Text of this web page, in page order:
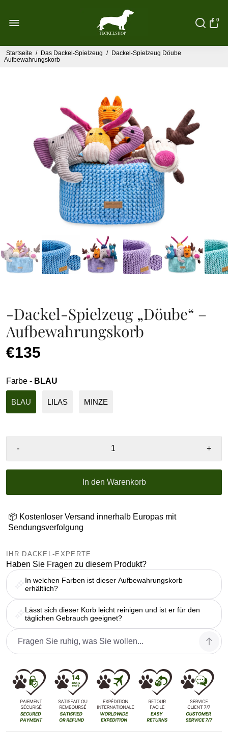
0
Startseite / Das Dackel-Spielzeug / Dackel-Spielzeug Döube
Aufbewahrungskorb
-Dackel-Spielzeug „Döube“ –
Aufbewahrungskorb
€135
Farbe - BLAU
BLAU LILAS MINZE
- +
In den Warenkorb
📦 Kostenloser Versand innerhalb Europas mit
Sendungsverfolgung
IHR DACKEL-EXPERTE
Haben Sie Fragen zu diesem Produkt?
In welchen Farben ist dieser Aufbewahrungskorb
erhältlich?
Lässt sich dieser Korb leicht reinigen und ist er für den
täglichen Gebrauch geeignet?